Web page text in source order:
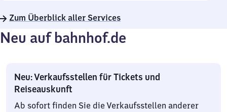
Zum Überblick aller Services
Neu auf bahnhof.de
Neu: Verkaufsstellen für Tickets und
Reiseauskunft
Ab sofort finden Sie die Verkaufsstellen anderer